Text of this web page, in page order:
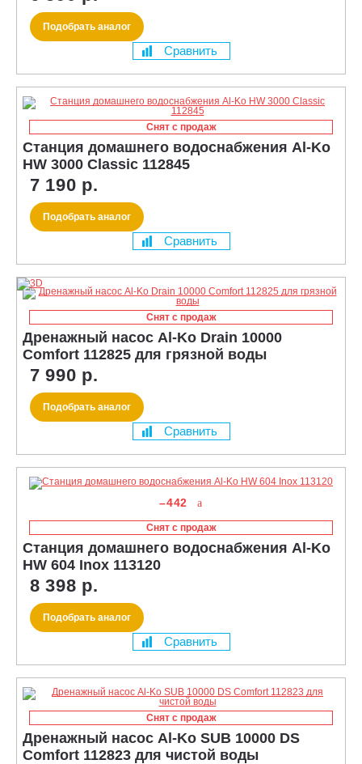
Подобрать аналог
Сравнить
Снят с продаж
Станция домашнего водоснабжения Al-Ko
HW 3000 Classic 112845
7 190 р.
Подобрать аналог
Сравнить
Снят с продаж
Дренажный насос Al-Ko Drain 10000
Comfort 112825 для грязной воды
7 990 р.
Подобрать аналог
Сравнить
–442
Снят с продаж
Станция домашнего водоснабжения Al-Ko
HW 604 Inox 113120
8 398 р.
Подобрать аналог
Сравнить
Снят с продаж
Дренажный насос Al-Ko SUB 10000 DS
Comfort 112823 для чистой воды